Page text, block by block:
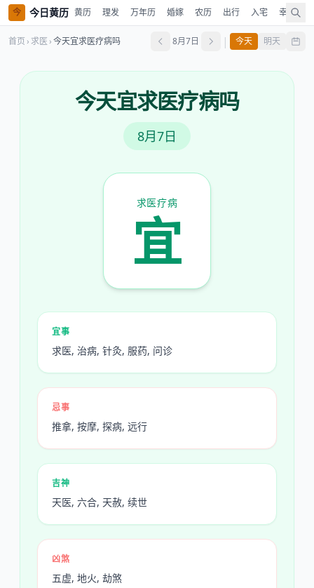
今 今日黄历 黄历 理发 万年历 婚嫁 农历 出行 入宅 幸运色
首页 › 求医 ›今天宜求医疗病吗 8月7日 | 今天 明天
今天宜求医疗病吗
8月7日
求医疗病
宜
宜事
求医, 治病, 针灸, 服药, 问诊
忌事
推拿, 按摩, 探病, 远行
吉神
天医, 六合, 天赦, 续世
凶煞
五虚, 地火, 劫煞